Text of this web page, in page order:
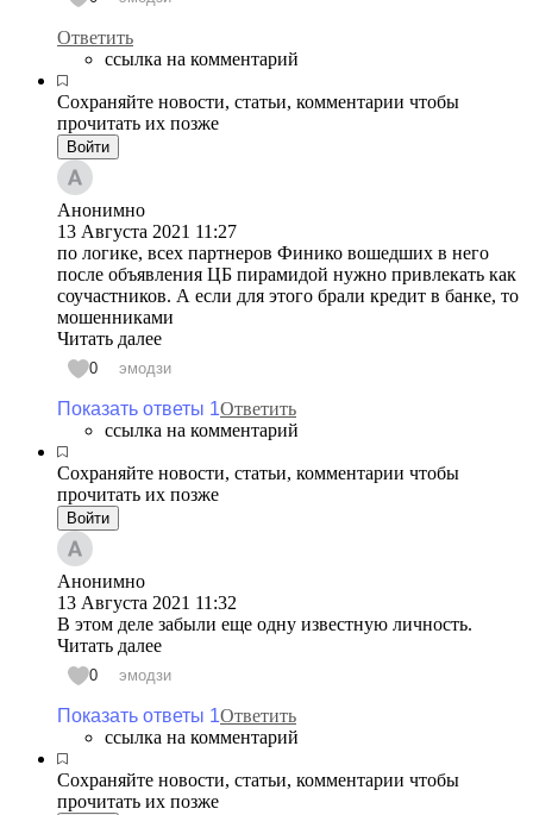
Ответить
ссылка на комментарий
Сохраняйте новости, статьи, комментарии чтобы
прочитать их позже
Войти
Анонимно
13 Августа 2021 11:27
по логике, всех партнеров Финико вошедших в него
после объявления ЦБ пирамидой нужно привлекать как
соучастников. А если для этого брали кредит в банке, то
мошенниками
Читать далее
0 эмодзи
Показать ответы 1Ответить
ссылка на комментарий
Сохраняйте новости, статьи, комментарии чтобы
прочитать их позже
Войти
Анонимно
13 Августа 2021 11:32
В этом деле забыли еще одну известную личность.
Читать далее
0 эмодзи
Показать ответы 1Ответить
ссылка на комментарий
Сохраняйте новости, статьи, комментарии чтобы
прочитать их позже